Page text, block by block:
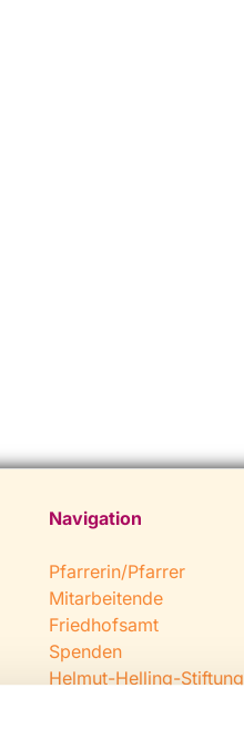
Navigation
Pfarrerin/Pfarrer
Mitarbeitende
Friedhofsamt
Spenden
Helmut-Helling-Stiftung